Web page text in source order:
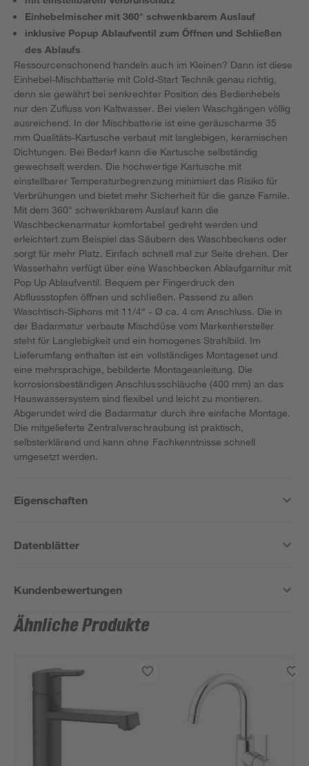
Einhebelmischer mit 360° schwenkbarem Auslauf
inklusive Popup Ablaufventil zum Öffnen und Schließen
des Ablaufs
Ressourcenschonend handeln auch im Kleinen? Dann ist diese
Einhebel-Mischbatterie mit Cold-Start Technik genau richtig,
denn sie gewährt bei senkrechter Position des Bedienhebels
nur den Zufluss von Kaltwasser. Bei vielen Waschgängen völlig
ausreichend. In der Mischbatterie ist eine geräuscharme 35
mm Qualitäts-Kartusche verbaut mit langlebigen, keramischen
Dichtungen. Bei Bedarf kann die Kartusche selbständig
gewechselt werden. Die hochwertige Kartusche mit
einstellbarer Temperaturbegrenzung minimiert das Risiko für
Verbrühungen und bietet mehr Sicherheit für die ganze Famile.
Mit dem 360° schwenkbarem Auslauf kann die
Waschbeckenarmatur komfortabel gedreht werden und
erleichtert zum Beispiel das Säubern des Waschbeckens oder
sorgt für mehr Platz. Einfach schnell mal zur Seite drehen. Der
Wasserhahn verfügt über eine Waschbecken Ablaufgarnitur mit
Pop Up Ablaufventil. Bequem per Fingerdruck den
Abflussstopfen öffnen und schließen. Passend zu allen
Waschtisch-Siphons mit 11/4“ - Ø ca. 4 cm Anschluss. Die in
der Badarmatur verbaute Mischdüse vom Markenhersteller
steht für Langlebigkeit und ein homogenes Strahlbild. Im
Lieferumfang enthalten ist ein vollständiges Montageset und
eine mehrsprachige, bebilderte Montageanleitung. Die
korrosionsbeständigen Anschlussschläuche (400 mm) an das
Hauswassersystem sind flexibel und leicht zu montieren.
Abgerundet wird die Badarmatur durch ihre einfache Montage.
Die mitgelieferte Zentralverschraubung ist praktisch,
selbsterklärend und kann ohne Fachkenntnisse schnell
umgesetzt werden.
Eigenschaften
Datenblätter
Kundenbewertungen
Ähnliche Produkte